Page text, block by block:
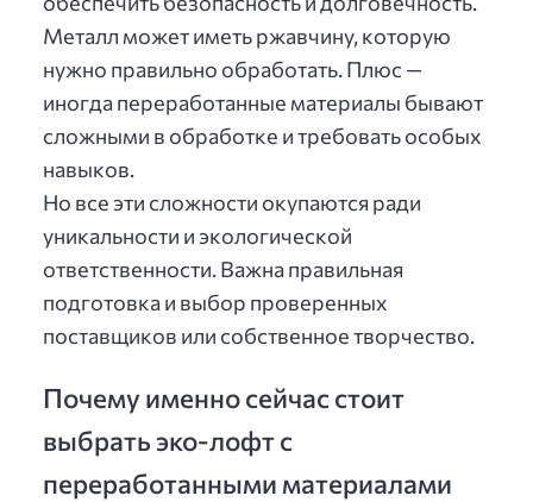
Металл может иметь ржавчину, которую
нужно правильно обработать. Плюс —
иногда переработанные материалы бывают
сложными в обработке и требовать особых
навыков.
Но все эти сложности окупаются ради
уникальности и экологической
ответственности. Важна правильная
подготовка и выбор проверенных
поставщиков или собственное творчество.
Почему именно сейчас стоит
выбрать эко-лофт с
переработанными материалами